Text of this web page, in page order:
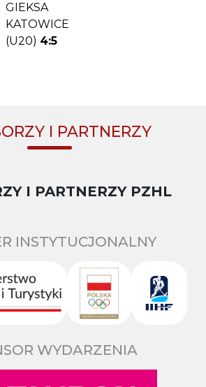
GIEKSA
KATOWICE
(U20) 4:5
I PARTNERZY
I PARTNERZY PZHL
INSTYTUCJONALNY
WYDARZENIA